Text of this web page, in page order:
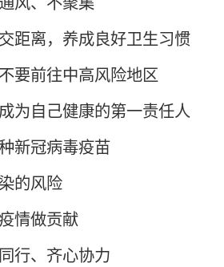
距离，养成良好卫生习惯
要前往中高风险地区
为自己健康的第一责任人
新冠病毒疫苗
的风险
情做贡献
行、齐心协力